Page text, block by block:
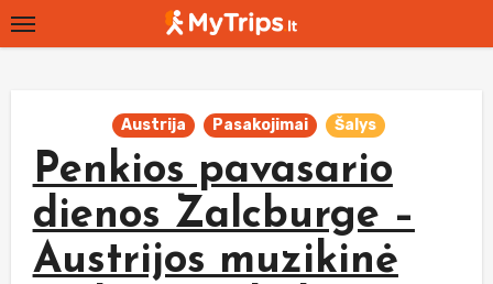
Skip
to
Austrija Pasakojimai Šalys
Penkios pavasario
dienos Zalcburge –
Austrijos muzikinė